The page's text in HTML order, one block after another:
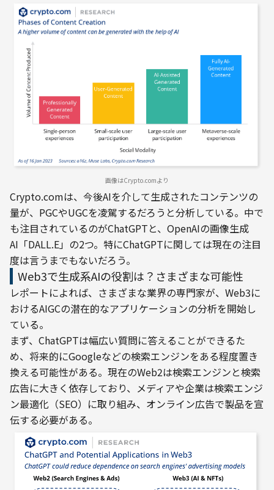
画像はCrypto.comより
Crypto.comは、今後AIを介して生成されたコンテンツの
量が、PGCやUGCを凌駕するだろうと分析している。中で
も注目されているのがChatGPTと、OpenAIの画像生成
AI「DALL.E」の2つ。特にChatGPTに関しては現在の注目
度は言うまでもないだろう。
Web3で生成系AIの役割は？さまざまな可能性
レポートによれば、さまざまな業界の専門家が、Web3に
おけるAIGCの潜在的なアプリケーションの分析を開始し
ている。
まず、ChatGPTは幅広い質問に答えることができるた
め、将来的にGoogleなどの検索エンジンをある程度置き
換える可能性がある。現在のWeb2は検索エンジンと検索
広告に大きく依存しており、メディアや企業は検索エンジ
ン最適化（SEO）に取り組み、オンライン広告で製品を宣
伝する必要がある。